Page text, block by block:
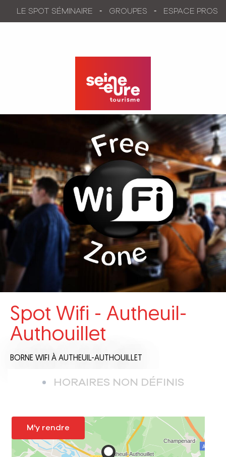
LE SPOT SÉMINAIRE GROUPES ESPACE PROS
Spot Wifi - Autheuil-
Authouillet
BORNE WIFI À AUTHEUIL-AUTHOUILLET
HORAIRES NON DÉFINIS
M'y rendre